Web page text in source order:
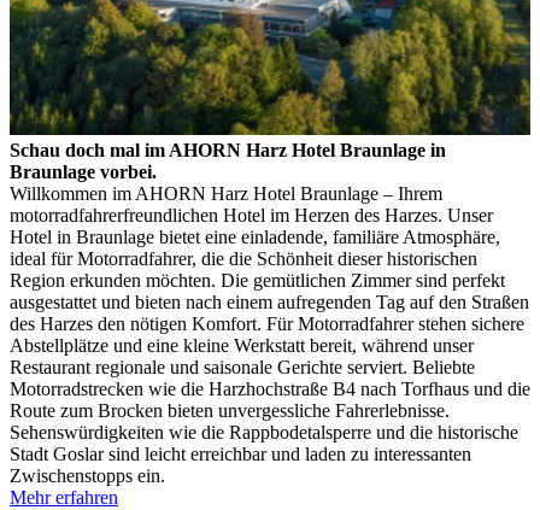
Schau doch mal im AHORN Harz Hotel Braunlage in
Braunlage vorbei.
Willkommen im AHORN Harz Hotel Braunlage – Ihrem
motorradfahrerfreundlichen Hotel im Herzen des Harzes. Unser
Hotel in Braunlage bietet eine einladende, familiäre Atmosphäre,
ideal für Motorradfahrer, die die Schönheit dieser historischen
Region erkunden möchten. Die gemütlichen Zimmer sind perfekt
ausgestattet und bieten nach einem aufregenden Tag auf den Straßen
des Harzes den nötigen Komfort. Für Motorradfahrer stehen sichere
Abstellplätze und eine kleine Werkstatt bereit, während unser
Restaurant regionale und saisonale Gerichte serviert. Beliebte
Motorradstrecken wie die Harzhochstraße B4 nach Torfhaus und die
Route zum Brocken bieten unvergessliche Fahrerlebnisse.
Sehenswürdigkeiten wie die Rappbodetalsperre und die historische
Stadt Goslar sind leicht erreichbar und laden zu interessanten
Zwischenstopps ein.
Mehr erfahren